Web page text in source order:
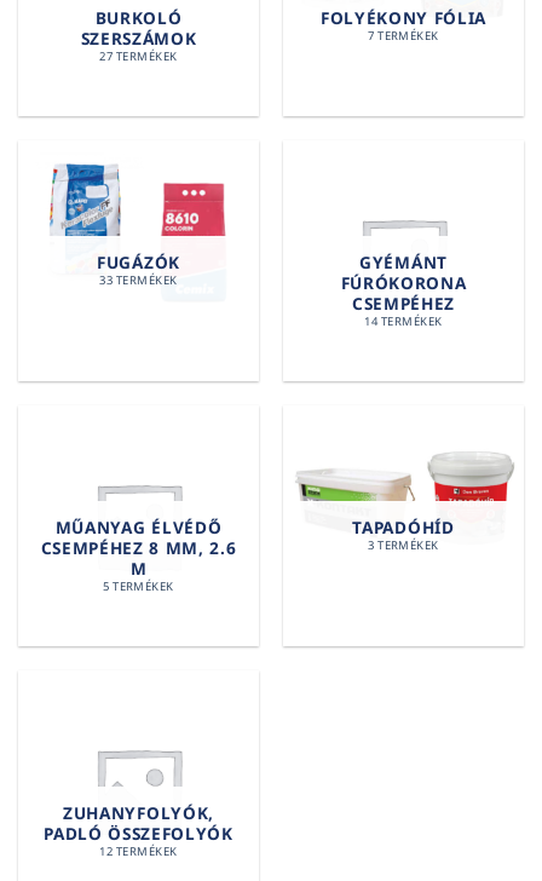
BURKOLÓ
SZERSZÁMOK
27 TERMÉKEK
FOLYÉKONY FÓLIA
7 TERMÉKEK
FUGÁZÓK
33 TERMÉKEK
GYÉMÁNT
FÚRÓKORONA
CSEMPÉHEZ
14 TERMÉKEK
MŰANYAG ÉLVÉDŐ
CSEMPÉHEZ 8 MM, 2.6
M
5 TERMÉKEK
TAPADÓHÍD
3 TERMÉKEK
ZUHANYFOLYÓK,
PADLÓ ÖSSZEFOLYÓK
12 TERMÉKEK